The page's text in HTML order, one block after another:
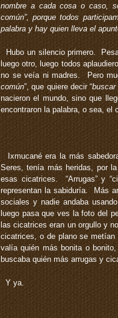
nombre a cada cosa o caso,
común”, porque todos
palabra y hay quien lleva el
Hubo un silencio primero.
luego otro, luego todos
no se veía ni madres. Pero
común”, que quiere decir “buscar
nacieron el mundo, sino que
encontraron la palabra, o sea, el
Ixmucané era la más
Seres, tenía más heridas, por
esas cicatrices. “Arrugas” y
representan la sabiduría. Más
sociales y nadie andaba
luego pasa que ves la foto del
las cicatrices eran un orgullo y
cicatrices, o de plano se
valía quién más bonita o
buscaba quién más arrugas y
Y ya.